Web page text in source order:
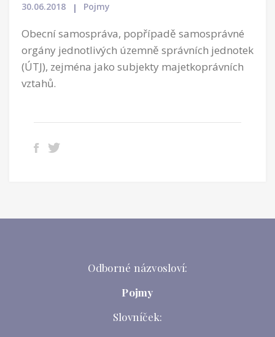
30.06.2018 Pojmy
Obecní samospráva, popřípadě samosprávné
orgány jednotlivých územně správních jednotek
(ÚTJ), zejména jako subjekty majetkoprávních
vztahů.
Odborné názvosloví:
Pojmy
Slovníček: